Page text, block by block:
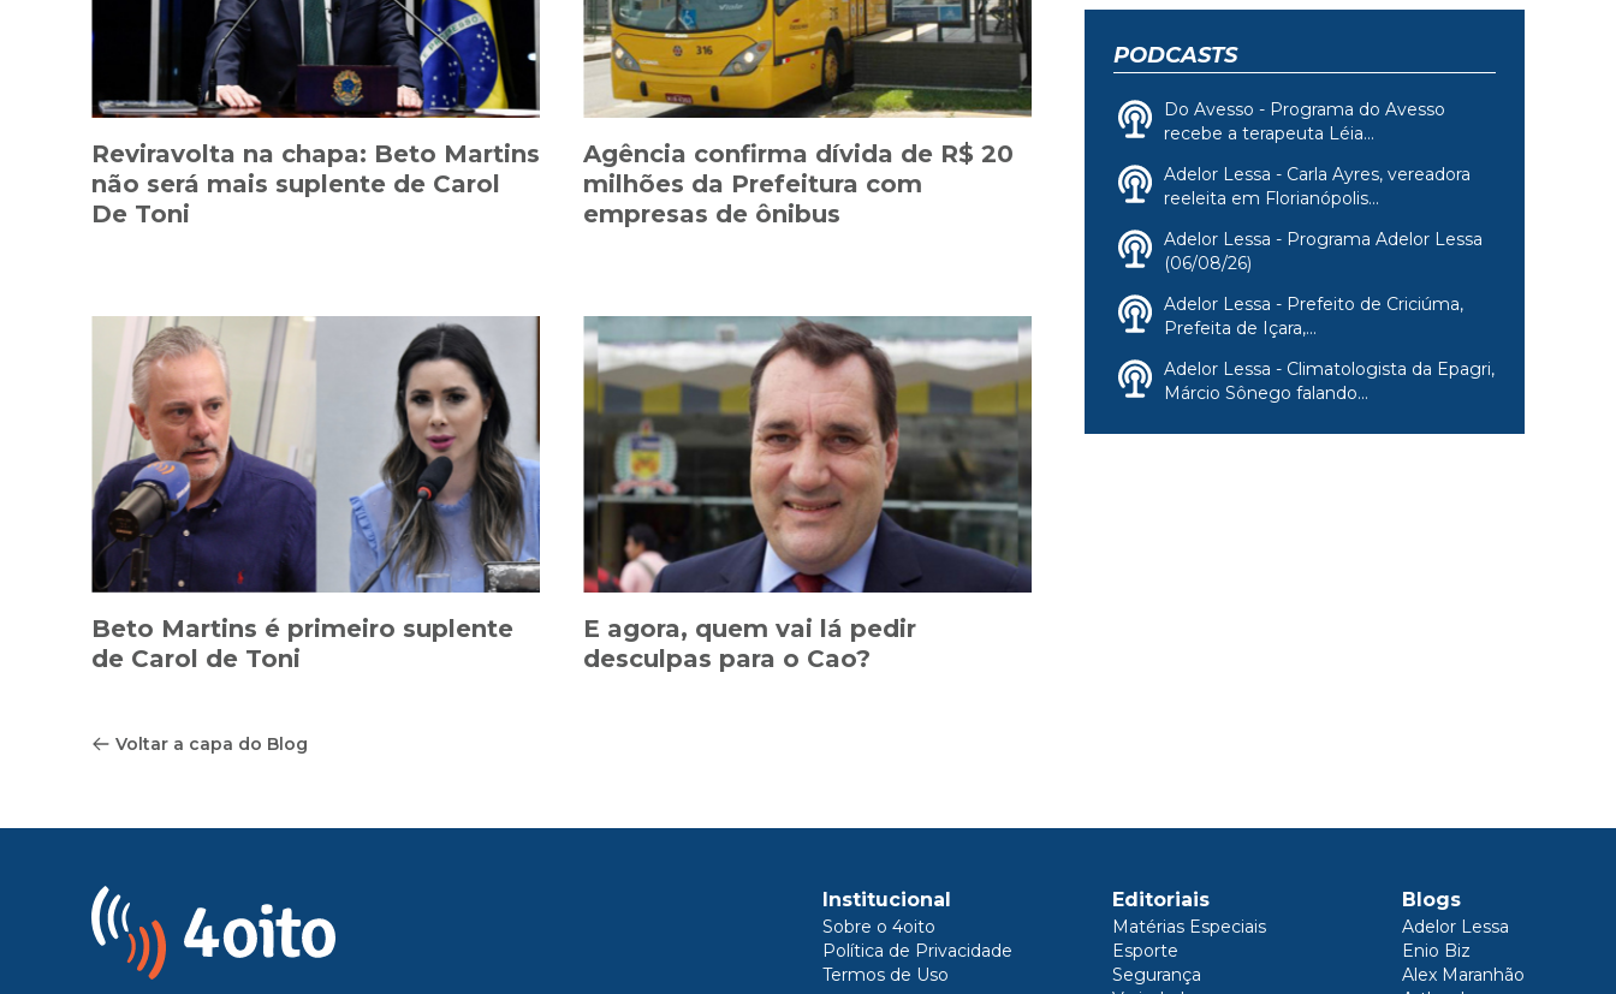
Reviravolta na chapa: Beto Martins
não será mais suplente de Carol
De Toni
Agência confirma dívida de R$ 20
milhões da Prefeitura com
empresas de ônibus
Beto Martins é primeiro suplente
de Carol de Toni
E agora, quem vai lá pedir
desculpas para o Cao?
Voltar a capa do Blog
PODCASTS
Do Avesso - Programa do Avesso
recebe a terapeuta Léia...
Adelor Lessa - Carla Ayres, vereadora
reeleita em Florianópolis...
Adelor Lessa - Programa Adelor Lessa
(06/08/26)
Adelor Lessa - Prefeito de Criciúma,
Prefeita de Içara,...
Adelor Lessa - Climatologista da Epagri,
Márcio Sônego falando...
Institucional
Sobre o 4oito
Política de Privacidade
Termos de Uso
Editoriais
Matérias Especiais
Esporte
Segurança
Blogs
Adelor Lessa
Enio Biz
Alex Maranhão